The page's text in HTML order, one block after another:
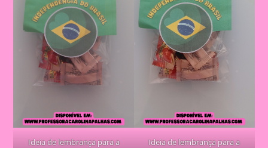
Ideia de lembrança para a
Ideia de lembrança para a